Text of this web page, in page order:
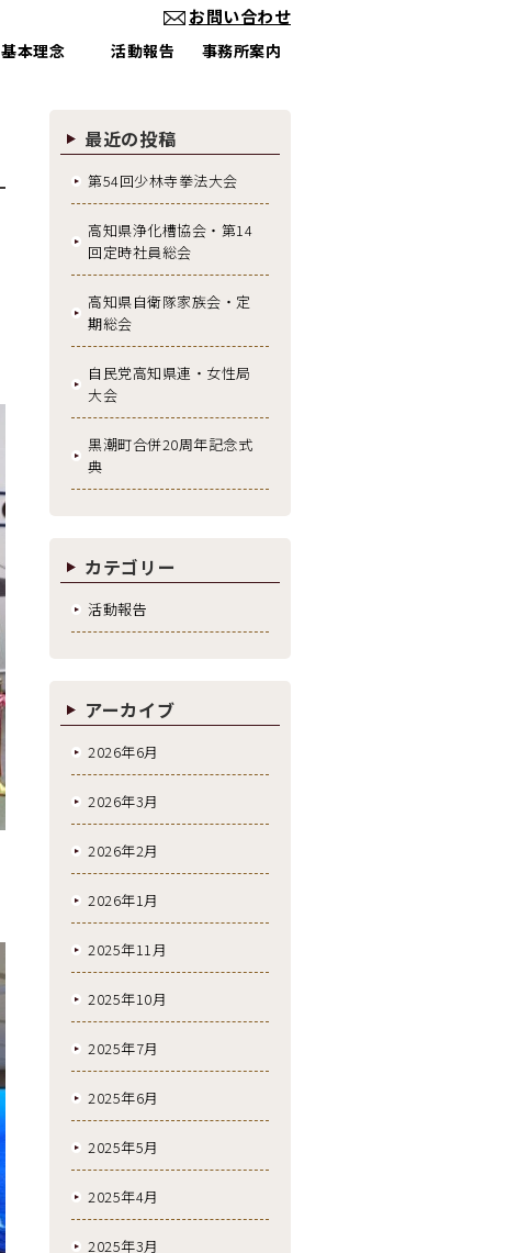
お問い合わせ
基本理念 活動報告 事務所案内
最近の投稿
第54回少林寺拳法大会
高知県浄化槽協会・第14
回定時社員総会
高知県自衛隊家族会・定
期総会
自民党高知県連・女性局
大会
黒潮町合併20周年記念式
典
カテゴリー
活動報告
アーカイブ
2026年6月
2026年3月
2026年2月
2026年1月
2025年11月
2025年10月
2025年7月
2025年6月
2025年5月
2025年4月
2025年3月